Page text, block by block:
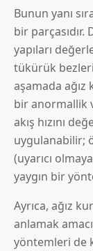
Bunun yanı
bir
yapıları
tükürük
aşamada
bir anormallik
akış hızını
uygulanabilir;
(uyarıcı
yaygın bir
Ayrıca, ağız
anlamak
yöntemleri de